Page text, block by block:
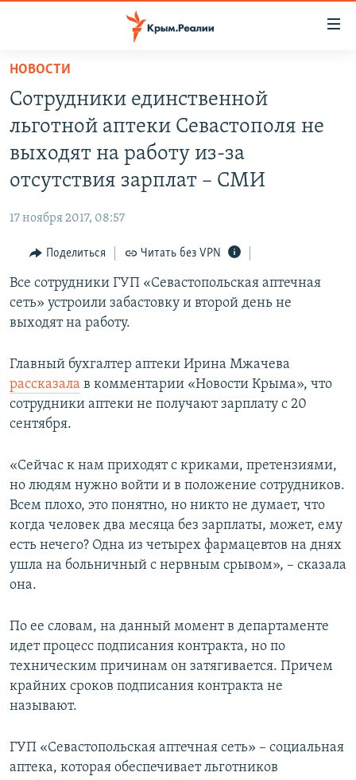
Вернуться
основному
содержанию
главной
Вернутся
поиску
СПЕЦПРОЕКТЫ
ИНТЕРАКТИВ
ИНФОГРАФИКА
ТЕЛЕПРОЕКТ КРЫМ.РЕАЛИИ
СОВЕТЫ ПРАВОЗАЩИТНИКОВ
ПОБЕДИТЕЛЕЙ НЕ СУДЯТ?
КРЫМ.НЕПОКОРЕННЫЙ
ELIFBE
УКРАИНСКАЯ ПРОБЛЕМА КРЫМА
РАДІО СВОБОДА
КАК ОБОЙТИ БЛОКИРОВКУ
Українською
Qırımtatar
ПРИСОЕДИНЯЙТЕСЬ!
Все сайты RFE/RL
НОВОСТИ
Сотрудники единственной
льготной аптеки Севастополя не
выходят на работу из-за
отсутствия зарплат – СМИ
17 ноября 2017, 08:57
Поделиться Читать без VPN
Все сотрудники ГУП «Севастопольская аптечная
сеть» устроили забастовку и второй день не
выходят на работу.
Главный бухгалтер аптеки Ирина Мжачева
рассказала в комментарии «Новости Крыма», что
сотрудники аптеки не получают зарплату с 20
сентября.
«Сейчас к нам приходят с криками, претензиями,
но людям нужно войти и в положение сотрудников.
Всем плохо, это понятно, но никто не думает, что
когда человек два месяца без зарплаты, может, ему
есть нечего? Одна из четырех фармацевтов на днях
ушла на больничный с нервным срывом», – сказала
она.
По ее словам, на данный момент в департаменте
идет процесс подписания контракта, но по
техническим причинам он затягивается. Причем
крайних сроков подписания контракта не
называют.
ГУП «Севастопольская аптечная сеть» – социальная
аптека, которая обеспечивает льготников